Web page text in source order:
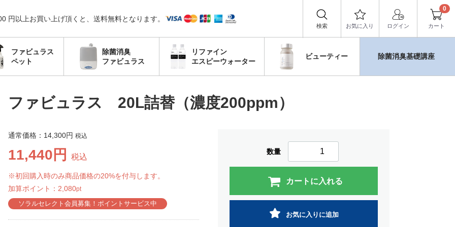
カート
0
検索
円以上お買い上げ頂くと、送料無料となります。
お気に入り ログイン
ファビュラス
ペット
除菌消臭
ファビュラス
リファイン
エスピーウォーター
ビューティー 除菌消臭基礎講座
ファビュラス 20L詰替（濃度200ppm）
通常価格： 14,300円 税込
11,440円 税込
※初回購入時のみ商品価格の20%を付与します。
加算ポイント： 2,080pt
ソラルセレクト会員募集！ポイントサービス中
数量
カートに入れる
お気に入りに追加